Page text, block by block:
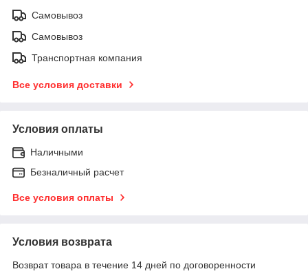
Самовывоз
Самовывоз
Транспортная компания
Все условия доставки
Условия оплаты
Наличными
Безналичный расчет
Все условия оплаты
Условия возврата
Возврат товара в течение 14 дней по договоренности